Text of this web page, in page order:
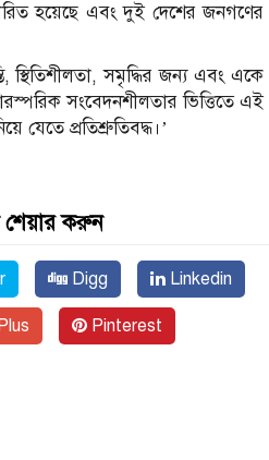
হয়েছে এবং দুই দেশের জনগণের
স্থিতিশীলতা, সমৃদ্ধির জন্য এবং একে
সংবেদনশীলতার ভিত্তিতে এই
যেতে প্রতিশ্রুতিবদ্ধ।’
শেয়ার করুন
Digg Linkedin
Pinterest